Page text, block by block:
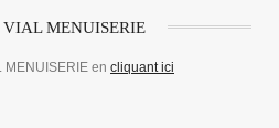
VIAL MENUISERIE
MENUISERIE en cliquant ici